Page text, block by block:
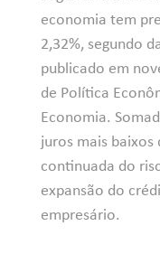
economia tem
2,32%, segundo
publicado em
de Política
Economia.
juros mais
continuada do
expansão do
empresário.